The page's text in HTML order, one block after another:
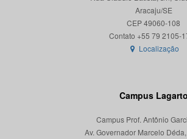
Aracaju/SE
CEP 49060-108
Localização
Campus Lagarto
Campus Prof. Antônio
Av. Governador Marcelo